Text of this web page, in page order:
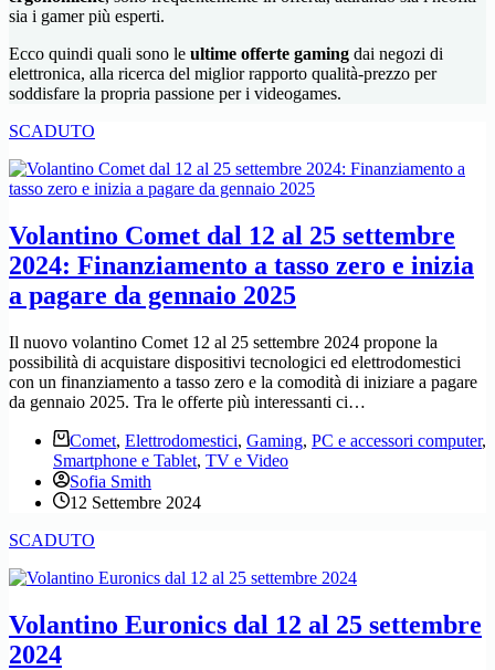
sia i gamer più esperti.
Ecco quindi quali sono le ultime offerte gaming dai negozi di
elettronica, alla ricerca del miglior rapporto qualità-prezzo per
soddisfare la propria passione per i videogames.
SCADUTO
Volantino Comet dal 12 al 25 settembre
2024: Finanziamento a tasso zero e inizia
a pagare da gennaio 2025
Il nuovo volantino Comet 12 al 25 settembre 2024 propone la
possibilità di acquistare dispositivi tecnologici ed elettrodomestici
con un finanziamento a tasso zero e la comodità di iniziare a pagare
da gennaio 2025. Tra le offerte più interessanti ci…
Comet, Elettrodomestici, Gaming, PC e accessori computer,
Smartphone e Tablet, TV e Video
Sofia Smith
12 Settembre 2024
SCADUTO
Volantino Euronics dal 12 al 25 settembre
2024